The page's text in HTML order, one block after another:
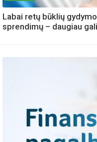
Labai retų būklių
sprendimų – daugiau